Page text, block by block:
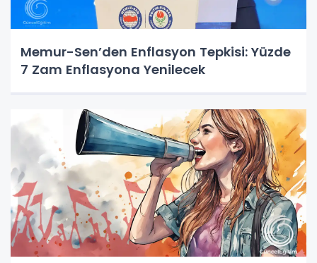
Memur-Sen’den Enflasyon Tepkisi: Yüzde
7 Zam Enflasyona Yenilecek